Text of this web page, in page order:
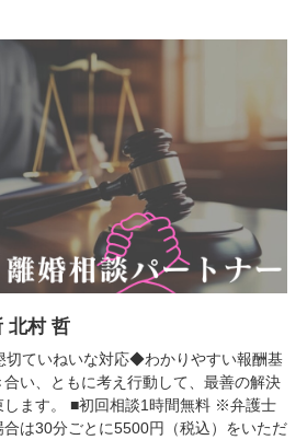
北村 哲
ていねいな対応◆わかりやすい報酬基
い、ともに考え行動して、最善の解決
します。 ■初回相談1時間無料 ※弁護士
は30分ごとに5500円（税込）をいただ